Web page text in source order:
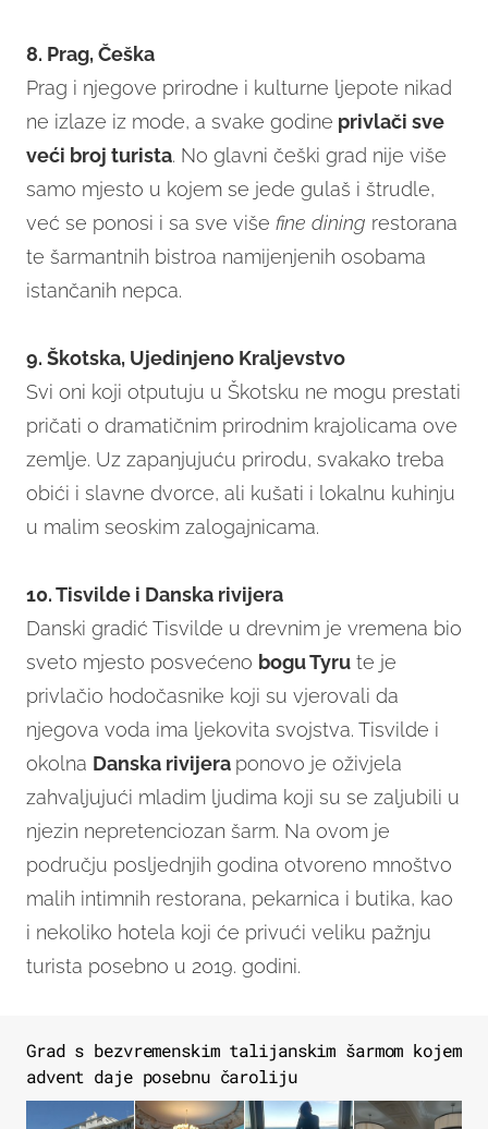
8. Prag, Češka
Prag i njegove prirodne i kulturne ljepote nikad
ne izlaze iz mode, a svake godine privlači sve
veći broj turista. No glavni češki grad nije više
samo mjesto u kojem se jede gulaš i štrudle,
već se ponosi i sa sve više fine dining restorana
te šarmantnih bistroa namijenjenih osobama
istančanih nepca.
9. Škotska, Ujedinjeno Kraljevstvo
Svi oni koji otputuju u Škotsku ne mogu prestati
pričati o dramatičnim prirodnim krajolicama ove
zemlje. Uz zapanjujuću prirodu, svakako treba
obići i slavne dvorce, ali kušati i lokalnu kuhinju
u malim seoskim zalogajnicama.
10. Tisvilde i Danska rivijera
Danski gradić Tisvilde u drevnim je vremena bio
sveto mjesto posvećeno bogu Tyru te je
privlačio hodočasnike koji su vjerovali da
njegova voda ima ljekovita svojstva. Tisvilde i
okolna Danska rivijera ponovo je oživjela
zahvaljujući mladim ljudima koji su se zaljubili u
njezin nepretenciozan šarm. Na ovom je
području posljednjih godina otvoreno mnoštvo
malih intimnih restorana, pekarnica i butika, kao
i nekoliko hotela koji će privući veliku pažnju
turista posebno u 2019. godini.
Grad s bezvremenskim talijanskim šarmom kojem
advent daje posebnu čaroliju